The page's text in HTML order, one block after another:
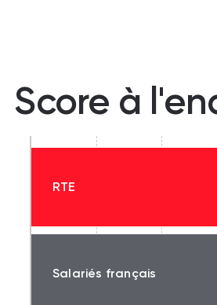
Score à
RTE
Salariés français